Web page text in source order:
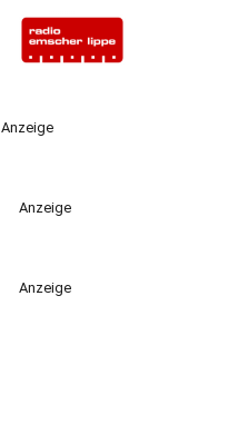
Anzeige
Anzeige
Anzeige